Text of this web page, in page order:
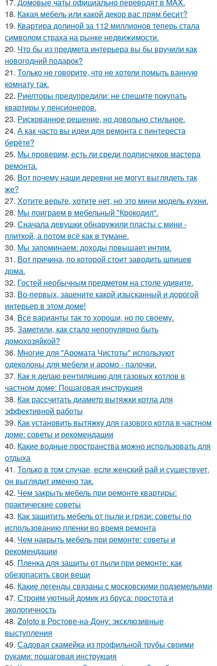
18. Какая мебель или какой декор вас прям бесит?
19. Квартира долиной за 112 миллионов теперь стала
символом страха на рынке недвижимости.
20. Что бы из предмета интерьера вы бы вручили как
новогодний подарок?
21. Только не говорите, что не хотели помыть ванную
комнату так.
22. Риелторы предупредили: не спешите покупать
квартиры у пенсионеров.
23. Рискованное решение, но довольно стильное.
24. А как часто вы идеи для ремонта с пинтереста
берёте?
25. Мы проверим, есть ли среди подписчиков мастера
ремонта.
26. Вот почему наши деревни не могут выглядеть так
же?
27. Хотите верьте, хотите нет, но это мини модель кухни.
28. Мы поиграем в мебельный "Крокодил".
29. Сначала девушки обнаружили пласты с мини -
плиткой, а потом всё как в тумане.
30. Мы запоминаем: доходы повышает интим.
31. Вот причина, по которой стоит заводить шпицев
дома.
32. Гостей необычным предметом на столе удивите.
33. Во-первых, зацените какой изысканный и дорогой
интерьер в этом доме!
34. Все варианты так то хороши, но по своему.
35. Заметили, как стало непопулярно быть
домохозяйкой?
36. Многие для "Аромата Чистоты" используют
одеколоны для мебели и аромо - палочки.
37. Как я делаю вентиляцию для газовых котлов в
частном доме: Пошаговая инструкция
38. Как рассчитать диаметр вытяжки котла для
эффективной работы
39. Как установить вытяжку для газового котла в частном
доме: советы и рекомендации
40. Какие водные пространства можно использовать для
отдыха
41. Только в том случае, если женский рай и существует,
он выглядит именно так.
42. Чем закрыть мебель при ремонте квартиры:
практические советы
43. Как защитить мебель от пыли и грязи: советы по
использованию пленки во время ремонта
44. Чем накрыть мебель при ремонте: советы и
рекомендации
45. Пленка для защиты от пыли при ремонте: как
обезопасить свои вещи
46. Какие легенды связаны с московскими подземельями
47. Строим уютный домик из бруса: простота и
экологичность
48. Zoloto в Ростове-на-Дону: эксклюзивные
выступления
49. Садовая скамейка из профильной трубы своими
руками: пошаговая инструкция